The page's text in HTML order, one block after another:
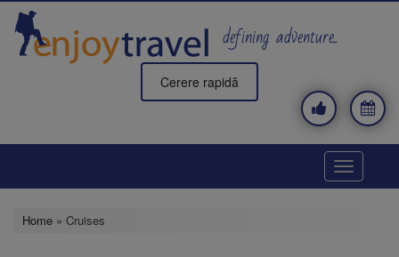
Skip
main
defining adventure..
Cerere rapidă
Toggle
Home » Cruises